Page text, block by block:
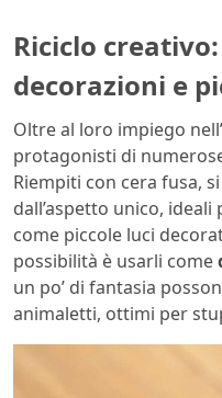
Riciclo
decorazioni e
Oltre al loro impiego
protagonisti di
Riempiti con cera fusa,
dall’aspetto unico,
come piccole luci
possibilità è usarli come
un po’ di fantasia
animaletti, ottimi per